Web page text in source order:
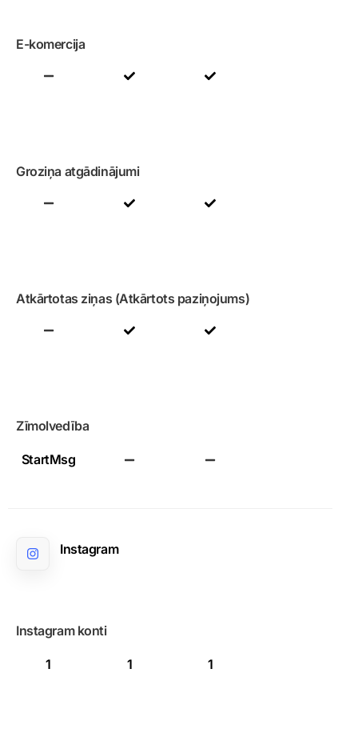
E-komercija
Groziņa atgādinājumi
Atkārtotas ziņas (Atkārtots paziņojums)
Zīmolvedība
StartMsg
Instagram
Instagram konti
1 1 1